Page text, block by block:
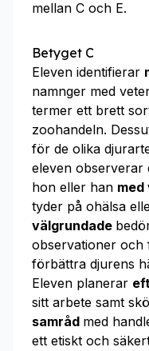
mellan C och E.
Betyget C
Eleven identifierar
namnger med
termer ett brett
zoohandeln.
för de olika
eleven observerar
hon eller han med
tyder på ohälsa
välgrundade
observationer
förbättra djurens
Eleven planerar
sitt arbete samt
samråd med
ett etiskt och